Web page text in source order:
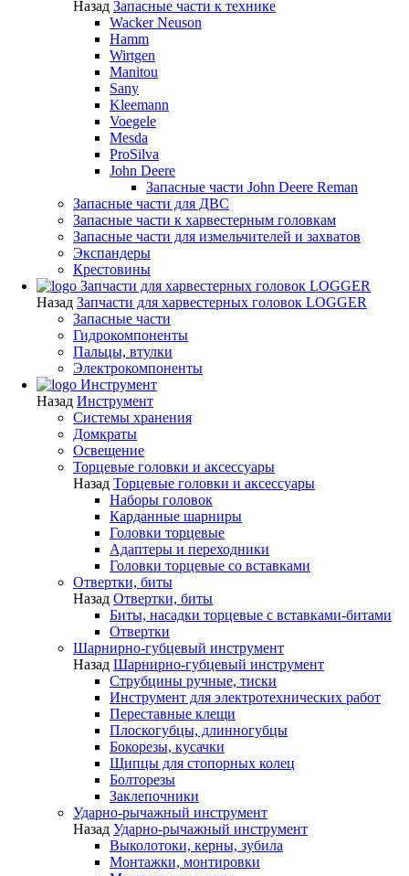
Назад Запасные части к технике
Wacker Neuson
Hamm
Wirtgen
Manitou
Sany
Kleemann
Voegele
Mesda
ProSilva
John Deere
Запасные части John Deere Reman
Запасные части для ДВС
Запасные части к харвестерным головкам
Запасные части для измельчителей и захватов
Экспандеры
Крестовины
Запчасти для харвестерных головок LOGGER
Назад Запчасти для харвестерных головок LOGGER
Запасные части
Гидрокомпоненты
Пальцы, втулки
Электрокомпоненты
Инструмент
Назад Инструмент
Системы хранения
Домкраты
Освещение
Торцевые головки и аксессуары
Назад Торцевые головки и аксессуары
Наборы головок
Карданные шарниры
Головки торцевые
Адаптеры и переходники
Головки торцевые со вставками
Отвертки, биты
Назад Отвертки, биты
Биты, насадки торцевые с вставками-битами
Отвертки
Шарнирно-губцевый инструмент
Назад Шарнирно-губцевый инструмент
Струбцины ручные, тиски
Инструмент для электротехнических работ
Переставные клещи
Плоскогубцы, длинногубцы
Бокорезы, кусачки
Щипцы для стопорных колец
Болторезы
Заклепочники
Ударно-рычажный инструмент
Назад Ударно-рычажный инструмент
Выколотоки, керны, зубила
Монтажки, монтировки